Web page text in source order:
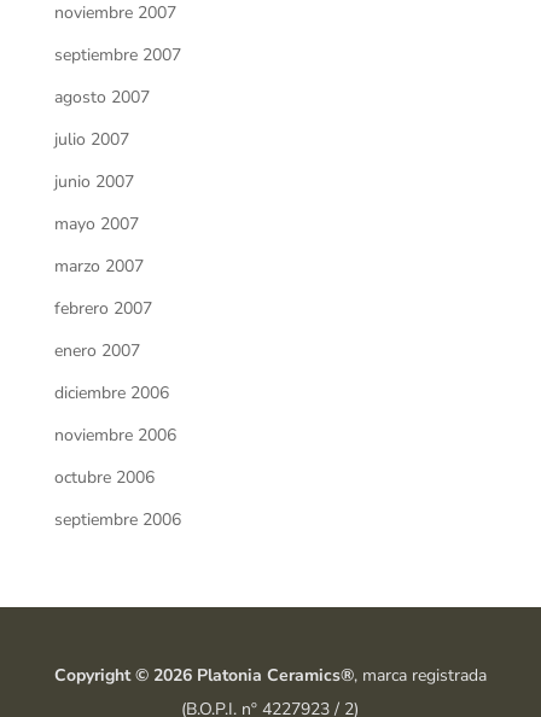
noviembre 2007
septiembre 2007
agosto 2007
julio 2007
junio 2007
mayo 2007
marzo 2007
febrero 2007
enero 2007
diciembre 2006
noviembre 2006
octubre 2006
septiembre 2006
Copyright © 2026 Platonia Ceramics®, marca registrada
(B.O.P.I. nº 4227923 / 2)